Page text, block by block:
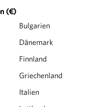
(€)
Bulgarien
Dänemark
Finnland
Griechenland
Italien
09 10